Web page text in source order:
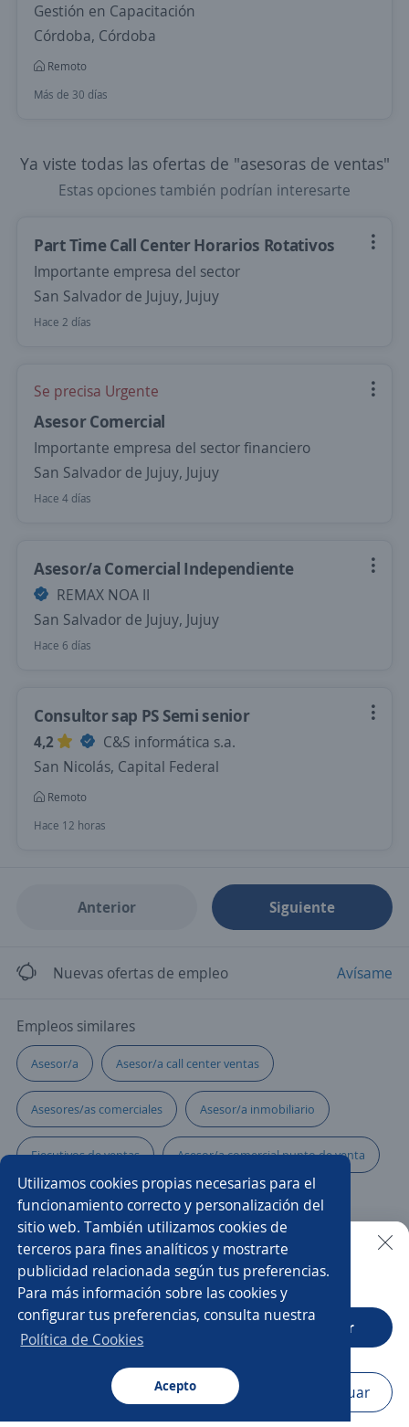
Utilizamos cookies propias necesarias para el
funcionamiento correcto y personalización del
sitio web. También utilizamos cookies de
terceros para fines analíticos y mostrarte
publicidad relacionada según tus preferencias.
Para más información sobre las cookies y
configurar tus preferencias, consulta nuestra
Política de Cookies
Acepto
Buscar Postulaciones Avisos Favoritos
Gestión en Capacitación
Córdoba, Córdoba
Remoto
Más de 30 días
Ya viste todas las ofertas de "asesoras de ventas"
Estas opciones también podrían interesarte
Part Time Call Center Horarios Rotativos
Importante empresa del sector
San Salvador de Jujuy, Jujuy
Hace 2 días
Se precisa Urgente
Asesor Comercial
Importante empresa del sector financiero
San Salvador de Jujuy, Jujuy
Hace 4 días
Asesor/a Comercial Independiente
REMAX NOA II
San Salvador de Jujuy, Jujuy
Hace 6 días
Consultor sap PS Semi senior
4,2
C&S informática s.a.
San Nicolás, Capital Federal
Remoto
Hace 12 horas
Anterior Siguiente
Nuevas ofertas de empleo Avísame
Empleos similares
Asesor/a Asesor/a call center ventas
Asesores/as comerciales Asesor/a inmobiliario
Ejecutivos de ventas Asesor/a comercial punto de venta
Analista contable Analista de compras
Asesor/a de ventas Vendedor/a puerta a puerta
Vendedor/a Asesor/a comercial freelance
Promotor/a asesor de venta
Asesor/a telefónico
Buscar es más fácil en la app
CT App Abrir
Navegador Continuar